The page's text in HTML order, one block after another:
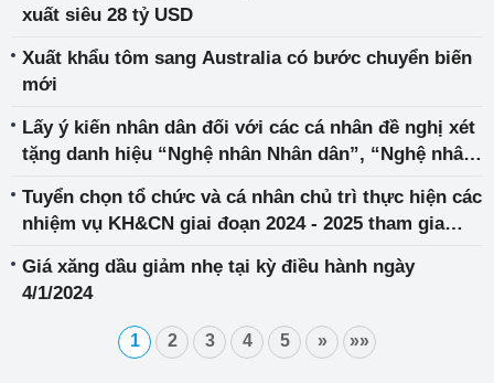
xuất siêu 28 tỷ USD
Xuất khẩu tôm sang Australia có bước chuyển biến
mới
Lấy ý kiến nhân dân đối với các cá nhân đề nghị xét
tặng danh hiệu “Nghệ nhân Nhân dân”, “Nghệ nhân
thứ 5
Tuyển chọn tổ chức và cá nhân chủ trì thực hiện các
nhiệm vụ KH&CN giai đoạn 2024 - 2025 tham gia
cấp quốc gia phục vụ đổi mới, hiện đại hóa công
nghệ khai thác và chế biến khoáng sản đến năm
Giá xăng dầu giảm nhẹ tại kỳ điều hành ngày
4/1/2024
1 2 3 4 5 » »»